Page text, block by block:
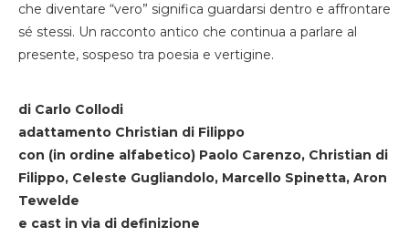
che diventare “vero” significa guardarsi dentro e affrontare
sé stessi. Un racconto antico che continua a parlare al
presente, sospeso tra poesia e vertigine.
di Carlo Collodi
adattamento Christian di Filippo
con (in ordine alfabetico) Paolo Carenzo, Christian di
Filippo, Celeste Gugliandolo, Marcello Spinetta, Aron
Tewelde
e cast in via di definizione